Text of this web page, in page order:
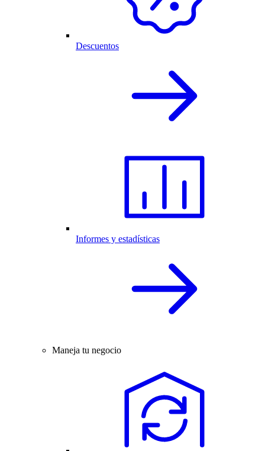
Descuentos
Informes y estadísticas
Maneja tu negocio